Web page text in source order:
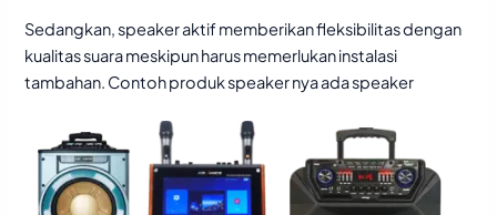
Sedangkan, speaker aktif memberikan fleksibilitas dengan
kualitas suara meskipun harus memerlukan instalasi
tambahan. Contoh produk speaker nya ada speaker